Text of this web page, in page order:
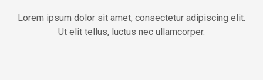
Lorem ipsum dolor sit amet, consectetur adipiscing elit.
Ut elit tellus, luctus nec ullamcorper.